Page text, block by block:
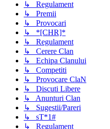
↳ Regulament
↳ Premii
↳ Provocari
↳ *[CHR]*
↳ Regulament
↳ Cerere Clan
↳ Echipa Clanului
↳ Competiti
↳ Provocare ClaN
↳ Discuti Libere
↳ Anunturi Clan
↳ Sugestii/Pareri
↳ sT*1#
↳ Regulament